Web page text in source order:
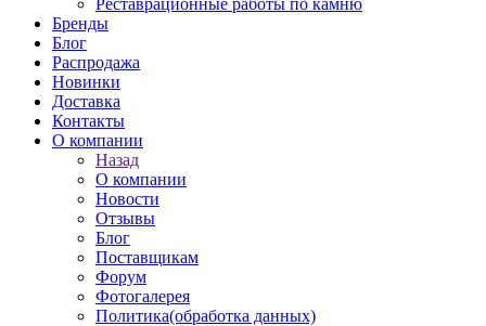
Реставрационные работы по камню
Бренды
Блог
Распродажа
Новинки
Доставка
Контакты
О компании
Назад
О компании
Новости
Отзывы
Блог
Поставщикам
Форум
Фотогалерея
Политика(обработка данных)